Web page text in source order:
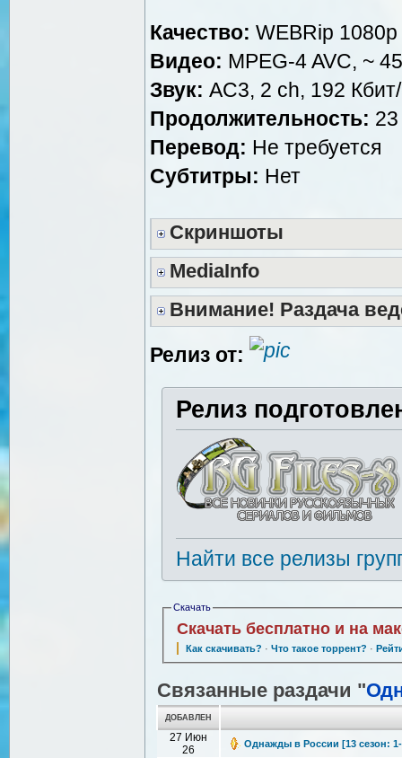
Качество: WEBRip 1080p
Видео: MPEG-4 AVC, ~
Звук: AC3, 2 ch, 192
Продолжительность:
Перевод: Не требуется
Субтитры: Нет
Скриншоты
MediaInfo
Внимание! Раздача
Релиз от:
Релиз
Найти все релизы
Скачать
Скачать бесплатно и на
Как скачивать? · Что такое торрент? ·
Связанные раздачи "
ДОБАВЛЕН
27 Июн
26
Однажды в России [13 сезон: